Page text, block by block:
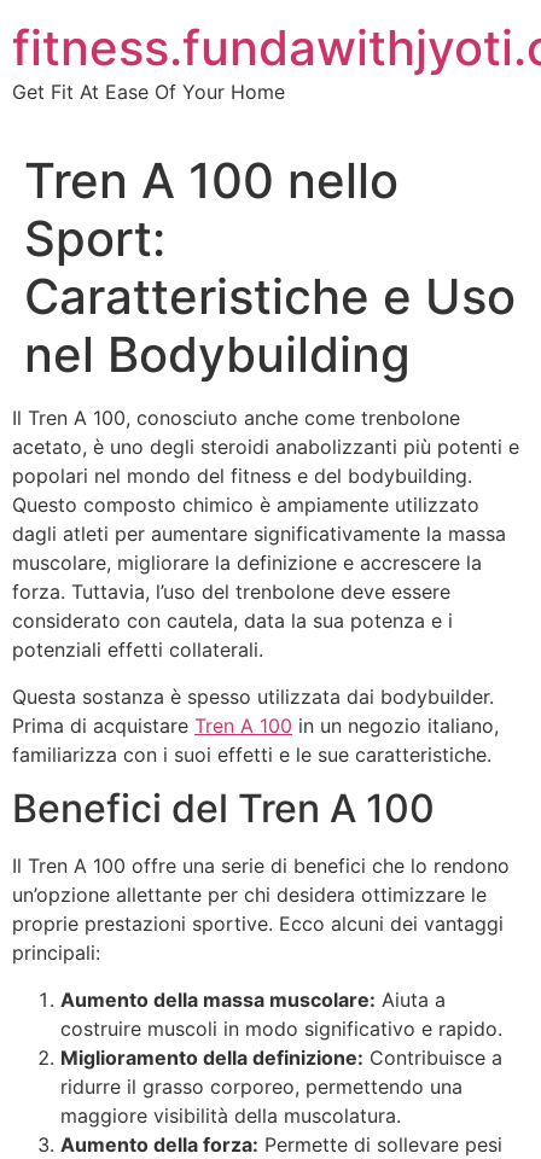
to
content
Get Fit At Ease Of Your Home
Tren A 100 nello
Sport:
Caratteristiche e Uso
nel Bodybuilding
Il Tren A 100, conosciuto anche come trenbolone
acetato, è uno degli steroidi anabolizzanti più potenti e
popolari nel mondo del fitness e del bodybuilding.
Questo composto chimico è ampiamente utilizzato
dagli atleti per aumentare significativamente la massa
muscolare, migliorare la definizione e accrescere la
forza. Tuttavia, l’uso del trenbolone deve essere
considerato con cautela, data la sua potenza e i
potenziali effetti collaterali.
Questa sostanza è spesso utilizzata dai bodybuilder.
Prima di acquistare Tren A 100 in un negozio italiano,
familiarizza con i suoi effetti e le sue caratteristiche.
Benefici del Tren A 100
Il Tren A 100 offre una serie di benefici che lo rendono
un’opzione allettante per chi desidera ottimizzare le
proprie prestazioni sportive. Ecco alcuni dei vantaggi
principali:
Aumento della massa muscolare: Aiuta a
costruire muscoli in modo significativo e rapido.
Miglioramento della definizione: Contribuisce a
ridurre il grasso corporeo, permettendo una
maggiore visibilità della muscolatura.
Aumento della forza: Permette di sollevare pesi